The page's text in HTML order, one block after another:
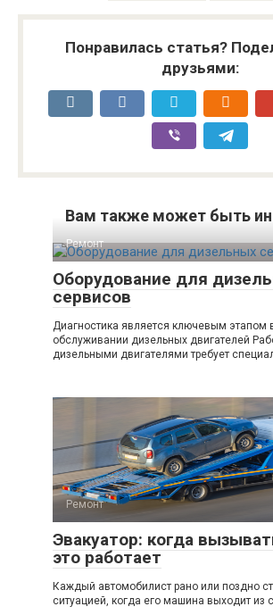
Понравилась статья?
друзьями:
Вам также может быть
Ремонт
Оборудование для
сервисов
Диагностика является ключевым этапом
обслуживании дизельных двигателей
дизельными двигателями требует
Ремонт
Эвакуатор: когда
это работает
Каждый автомобилист рано или поздно
ситуацией, когда его машина выходит из